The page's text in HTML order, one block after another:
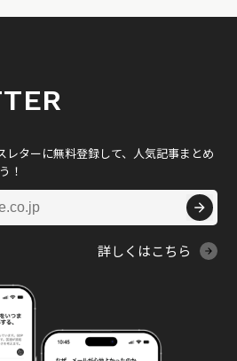
レターに無料登録して、人気記事まとめ
！
詳しくはこちら